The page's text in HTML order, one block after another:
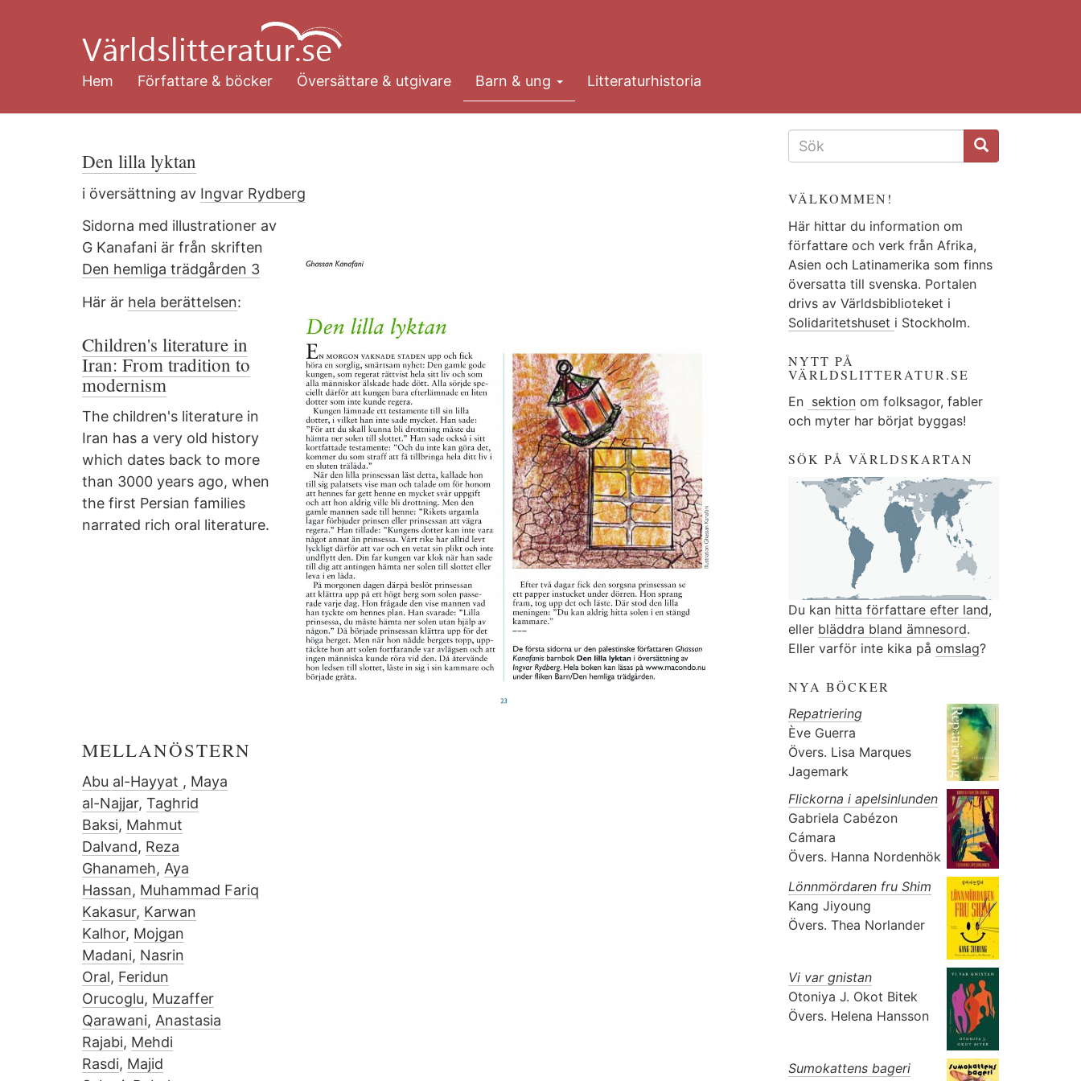
huvudinnehåll
Hem
Författare & böcker Översättare & utgivare Barn & ung Litteraturhistoria
Den lilla lyktan
i översättning av Ingvar Rydberg
Sidorna med illustrationer av
G Kanafani är från skriften
Den hemliga trädgården 3
Här är hela berättelsen:
Children's literature in
Iran: From tradition to
modernism
The children's literature in
Iran has a very old history
which dates back to more
than 3000 years ago, when
the first Persian families
narrated rich oral literature.
MELLANÖSTERN
Abu al-Hayyat , Maya
al-Najjar, Taghrid
Baksi, Mahmut
Dalvand, Reza
Ghanameh, Aya
Hassan, Muhammad Fariq
Kakasur, Karwan
Kalhor, Mojgan
Madani, Nasrin
Oral, Feridun
Orucoglu, Muzaffer
Qarawani, Anastasia
Rajabi, Mehdi
Rasdi, Majid
SÖKFORMULÄR
VÄLKOMMEN!
Här hittar du information om
författare och verk från Afrika,
Asien och Latinamerika som finns
översatta till svenska. Portalen
drivs av Världsbiblioteket i
Solidaritetshuset i Stockholm.
NYTT PÅ
VÄRLDSLITTERATUR.SE
En sektionom folksagor, fabler
och myter har börjat byggas!
SÖK PÅ VÄRLDSKARTAN
Du kan hitta författare efter land,
eller bläddra bland ämnesord.
Eller varför inte kika på omslag?
NYA BÖCKER
Repatriering
Ève Guerra
Övers. Lisa Marques
Jagemark
Flickorna i apelsinlunden
Gabriela Cabézon
Cámara
Övers. Hanna Nordenhök
Lönnmördaren fru Shim
Kang Jiyoung
Övers. Thea Norlander
Vi var gnistan
Otoniya J. Okot Bitek
Övers. Helena Hansson
Sumokattens bageri